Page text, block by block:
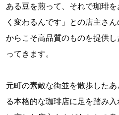
ある豆を煎って、それで珈琲
く変わるんです」との店主さ
からこそ高品質のものを提供
ってきます。
元町の素敵な街並を散歩した
る本格的な珈琲店に足を踏み